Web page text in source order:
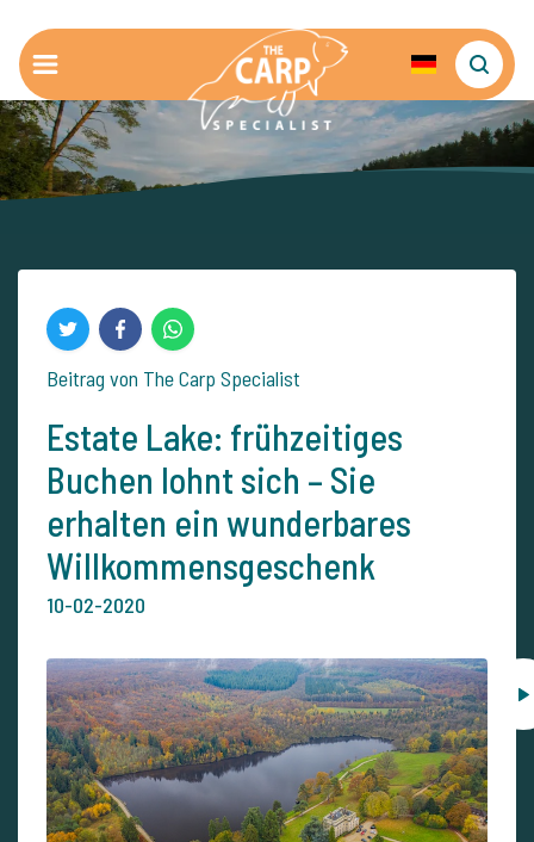
Beitrag von The Carp Specialist
Estate Lake: frühzeitiges
Buchen lohnt sich – Sie
erhalten ein wunderbares
Willkommensgeschenk
10-02-2020